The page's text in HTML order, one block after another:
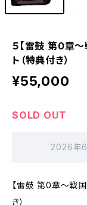
５【雷鼓 第0章
ト（特典付き）
¥55,000
SOLD OUT
2026年
【雷鼓 第0章〜戦
き）